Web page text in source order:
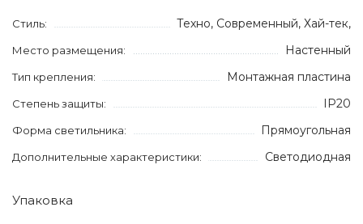
Стиль: Техно, Современный, Хай-тек,
Место размещения: Настенный
Тип крепления: Монтажная пластина
Степень защиты: IP20
Форма светильника: Прямоугольная
Дополнительные характеристики: Светодиодная
Упаковка